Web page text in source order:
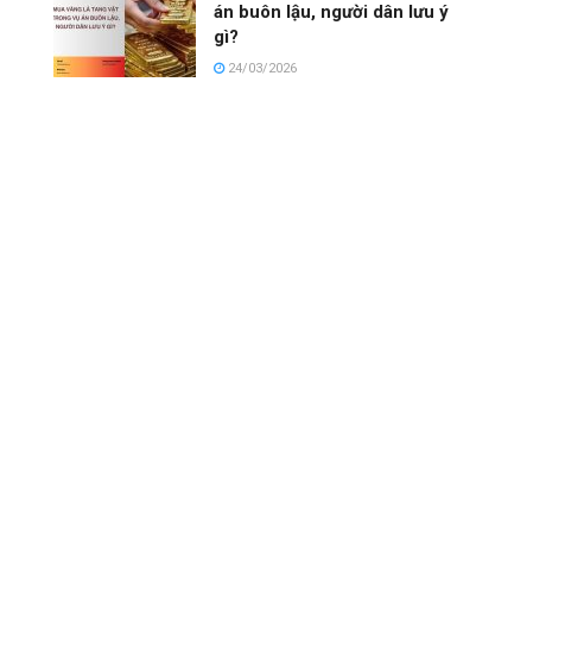
án buôn lậu, người dân lưu ý
gì?
24/03/2026